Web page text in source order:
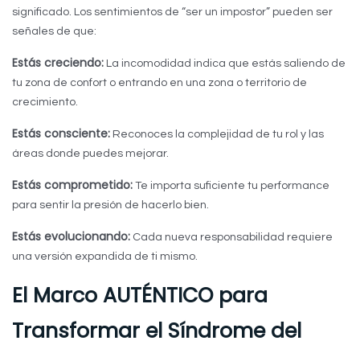
significado. Los sentimientos de “ser un impostor” pueden ser
señales de que:
Estás creciendo: La incomodidad indica que estás saliendo de
tu zona de confort o entrando en una zona o territorio de
crecimiento.
Estás consciente: Reconoces la complejidad de tu rol y las
áreas donde puedes mejorar.
Estás comprometido: Te importa suficiente tu performance
para sentir la presión de hacerlo bien.
Estás evolucionando: Cada nueva responsabilidad requiere
una versión expandida de ti mismo.
El Marco AUTÉNTICO para
Transformar el Síndrome del